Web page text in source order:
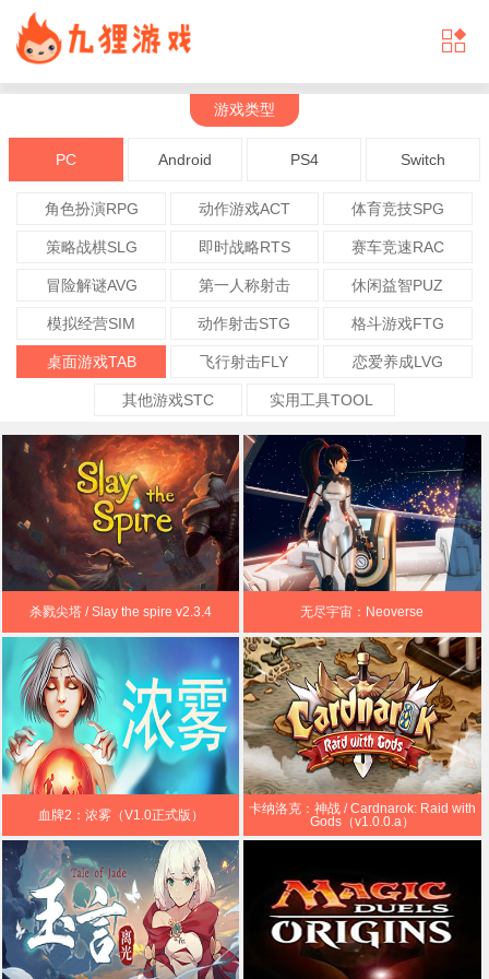
游戏类型
PC Android PS4 Switch
角色扮演RPG 动作游戏ACT 体育竞技SPG
策略战棋SLG 即时战略RTS 赛车竞速RAC
冒险解谜AVG 第一人称射击 休闲益智PUZ
模拟经营SIM 动作射击STG 格斗游戏FTG
桌面游戏TAB 飞行射击FLY 恋爱养成LVG
其他游戏STC 实用工具TOOL
杀戮尖塔 / Slay the spire v2.3.4 无尽宇宙：Neoverse
血牌2：浓雾（V1.0正式版）
卡纳洛克：神战 / Cardnarok: Raid with
Gods（v1.0.0.a）